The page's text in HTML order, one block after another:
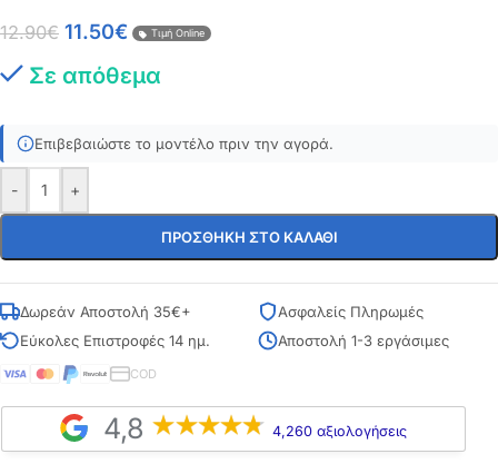
12.90€ 11.50€ Τιμή Online
Σε απόθεμα
Επιβεβαιώστε το μοντέλο πριν την αγορά.
- +
ΠΡΟΣΘΉΚΗ ΣΤΟ ΚΑΛΆΘΙ
Δωρεάν Αποστολή 35€+
Ασφαλείς Πληρωμές
Εύκολες Επιστροφές 14 ημ.
Αποστολή 1-3 εργάσιμες
COD
4,8 4,260 αξιολογήσεις